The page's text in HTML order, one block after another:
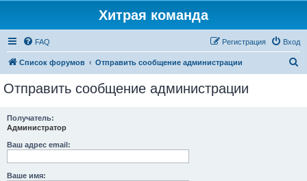
Хитрая команда
FAQ Вход
Регистрация
Список форумов Отправить сообщение администрации
Отправить сообщение администрации
Получатель:
Администратор
Ваш адрес email:
Ваше имя: